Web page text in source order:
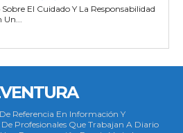
El Cuidado Y La Responsabilidad
Referencia En Información Y
Profesionales Que Trabajan A Diario